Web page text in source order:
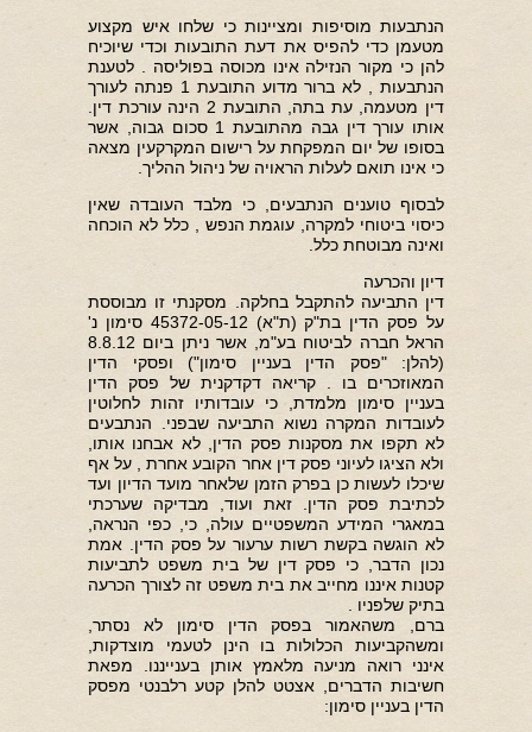
הנתבעות מוסיפות ומציינות כי שלחו איש מקצוע
מטעמן כדי להפיס את דעת התובעות וכדי שיוכיח
להן כי מקור הנזילה אינו מכוסה בפוליסה . לטענת
הנתבעות , לא ברור מדוע התובעת 1 פנתה לעורך
דין מטעמה, עת בתה, התובעת 2 הינה עורכת דין.
אותו עורך דין גבה מהתובעת 1 סכום גבוה, אשר
בסופו של יום המפקחת על רישום המקרקעין מצאה
כי אינו תואם לעלות הראויה של ניהול ההליך.
לבסוף טוענים הנתבעים, כי מלבד העובדה שאין
כיסוי ביטוחי למקרה, עוגמת הנפש , כלל לא הוכחה
ואינה מבוטחת כלל.
דיון והכרעה
דין התביעה להתקבל בחלקה. מסקנתי זו מבוססת
על פסק הדין בת"ק (ת"א) 45372-05-12 סימון נ'
הראל חברה לביטוח בע"מ, אשר ניתן ביום 8.8.12
(להלן: "פסק הדין בעניין סימון") ופסקי הדין
המאוזכרים בו . קריאה דקדקנית של פסק הדין
בעניין סימון מלמדת, כי עובדותיו זהות לחלוטין
לעובדות המקרה נשוא התביעה שבפני. הנתבעים
לא תקפו את מסקנות פסק הדין, לא אבחנו אותו,
ולא הציגו לעיוני פסק דין אחר הקובע אחרת , על אף
שיכלו לעשות כן בפרק הזמן שלאחר מועד הדיון ועד
לכתיבת פסק הדין. זאת ועוד, מבדיקה שערכתי
במאגרי המידע המשפטיים עולה, כי, כפי הנראה,
לא הוגשה בקשת רשות ערעור על פסק הדין. אמת
נכון הדבר, כי פסק דין של בית משפט לתביעות
קטנות איננו מחייב את בית משפט זה לצורך הכרעה
בתיק שלפניו .
ברם, משהאמור בפסק הדין סימון לא נסתר,
ומשהקביעות הכלולות בו הינן לטעמי מוצדקות,
אינני רואה מניעה מלאמץ אותן בענייננו. מפאת
חשיבות הדברים, אצטט להלן קטע רלבנטי מפסק
הדין בעניין סימון: